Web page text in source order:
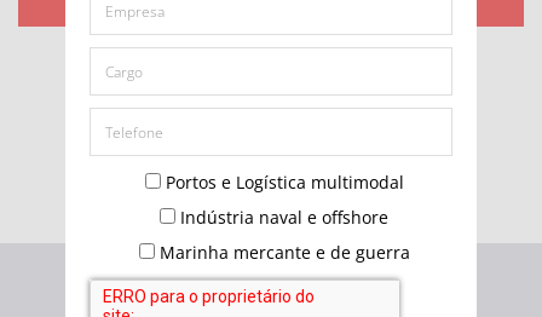
Portos e Logística multimodal
Indústria naval e offshore
Marinha mercante e de guerra
Esqueceu seu usuário?